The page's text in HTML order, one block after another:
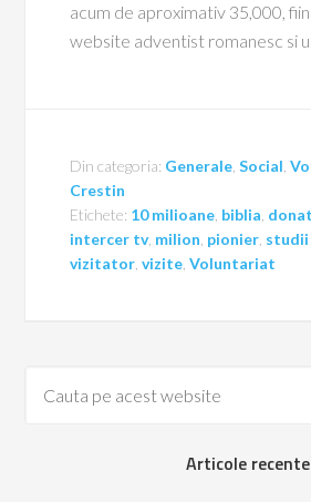
acum de aproximativ 35,000,
website adventist romanesc si
Din categoria: Generale ,Social ,
Crestin
Etichete: 10 milioane biblia
intercer tv, milion pionier studii
vizitator ,vizite ,Voluntariat
Articole recente